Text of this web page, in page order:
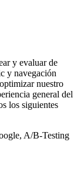
y evaluar de
y navegación
nuestro
general del
los siguientes
A/B-Testing